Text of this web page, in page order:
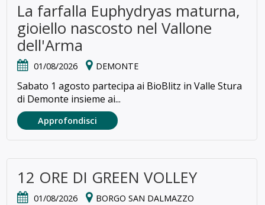
La farfalla Euphydryas maturna,
gioiello nascosto nel Vallone
dell'Arma
01/08/2026 DEMONTE
Sabato 1 agosto partecipa ai BioBlitz in Valle Stura
di Demonte insieme ai...
Approfondisci
12 ORE DI GREEN VOLLEY
01/08/2026 BORGO SAN DALMAZZO